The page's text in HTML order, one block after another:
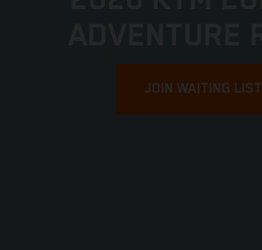
JOIN WAITING LIST